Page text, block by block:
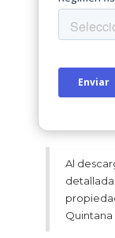
Al
Quintana